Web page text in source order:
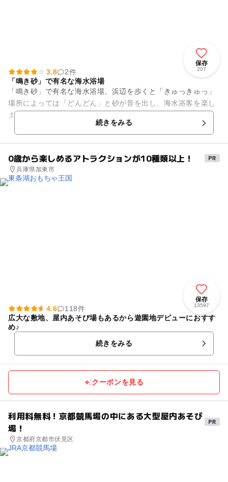
保存
207
3.8
2件
「鳴き砂」で有名な海水浴場
「鳴き砂」で有名な海水浴場。浜辺を歩くと「きゅっきゅっ」
場所によっては「どんどん」と砂が音を出し、海水浴客を楽し
ませてくれます。近隣にはこの鳴き砂をより詳しく知ることの
できる「琴引浜鳴き砂文化館...続きをみる
0歳から楽しめるアトラクションが10種類以上！
兵庫県加東市
保存
13597
4.6
118件
広大な敷地、屋内あそび場もあるから遊園地デビューにおすす
め♪
続きをみる
クーポンを見る
利用料無料！京都競馬場の中にある大型屋内あそび
場！
京都府京都市伏見区